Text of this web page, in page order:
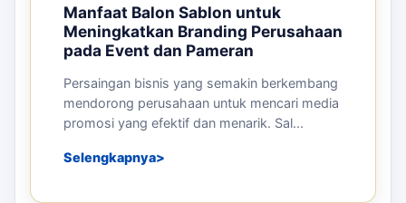
Manfaat Balon Sablon untuk
Meningkatkan Branding Perusahaan
pada Event dan Pameran
Persaingan bisnis yang semakin berkembang
mendorong perusahaan untuk mencari media
promosi yang efektif dan menarik. Sal...
Selengkapnya